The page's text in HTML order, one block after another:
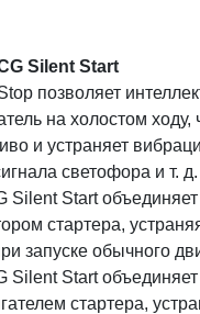
Silent Start
позволяет
на холостом ходу,
и устраняет
светофора и т.
Silent Start
стартера,
запуске обычного
Silent Start
стартера,